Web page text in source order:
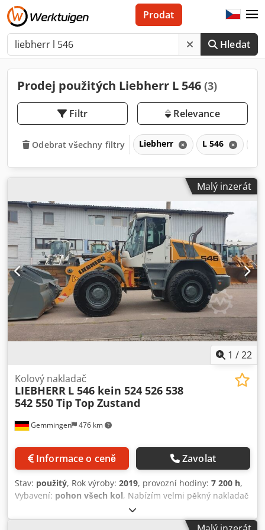
Hledat
Prodat
Prodej použitých Liebherr L 546 (3)
Filtr Relevance
Odebrat všechny filtry Liebherr L 546
Malý inzerát
1 /22
Gemmingen 476 km
Kolový nakladač
LIEBHERR L 546 kein 524 526 538
542 550 Tip Top Zustand
Informace o ceně Zavolat
Stav: použitý, Rok výroby: 2019, provozní hodiny: 7 200 h,
Vybavení: pohon všech kol, Nabízím velmi pěkný nakladač
Liebherr L 546. Špičkový stav – nízký počet motohodin:
Liebherr L 546 Z 2plus1 Předání zákazníkovi 26. 04. 2019